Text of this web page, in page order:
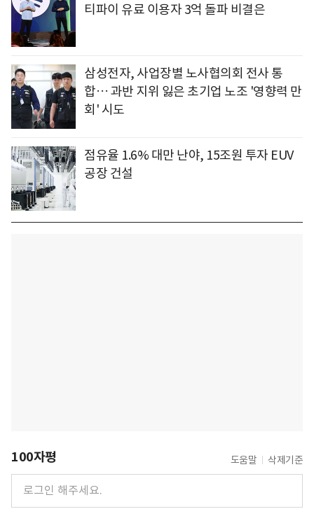
티파이 유료 이용자 3억 돌파 비결은
삼성전자, 사업장별 노사협의회 전사 통
합… 과반 지위 잃은 초기업 노조 '영향력 만
회' 시도
점유율 1.6% 대만 난야, 15조원 투자 EUV
공장 건설
100자평 도움말 삭제기준